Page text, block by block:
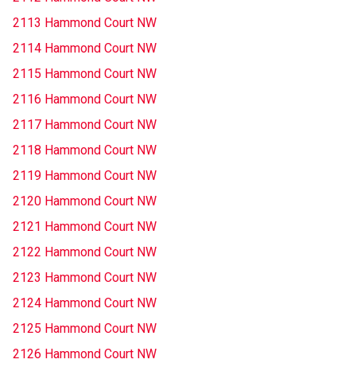
2113 Hammond Court NW
2114 Hammond Court NW
2115 Hammond Court NW
2116 Hammond Court NW
2117 Hammond Court NW
2118 Hammond Court NW
2119 Hammond Court NW
2120 Hammond Court NW
2121 Hammond Court NW
2122 Hammond Court NW
2123 Hammond Court NW
2124 Hammond Court NW
2125 Hammond Court NW
2126 Hammond Court NW